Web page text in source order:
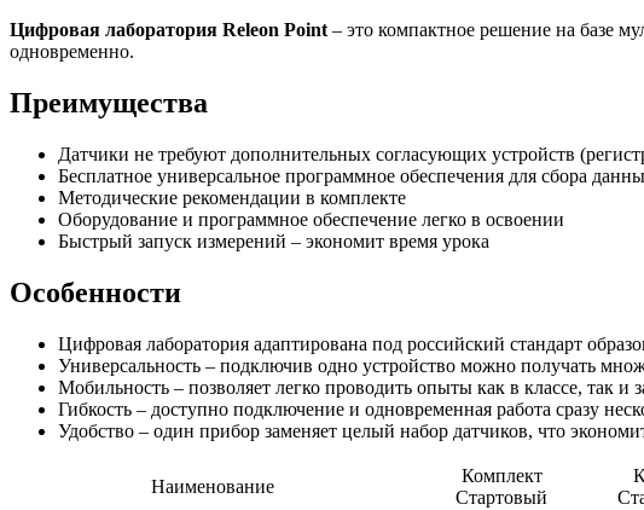
Цифровая лаборатория Releon Point – это компактное решение на базе
одновременно.
Преимущества
Датчики не требуют дополнительных согласующих устройств
Бесплатное универсальное программное обеспечения для сбора
Методические рекомендации в комплекте
Оборудование и программное обеспечение легко в освоении
Быстрый запуск измерений – экономит время урока
Особенности
Цифровая лаборатория адаптирована под российский стандарт
Универсальность – подключив одно устройство можно получать
Мобильность – позволяет легко проводить опыты как в классе, так и
Гибкость – доступно подключение и одновременная работа сразу
Удобство – один прибор заменяет целый набор датчиков, что
Наименование
Комплект
Стартовый